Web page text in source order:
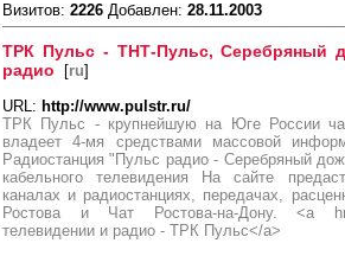
Визитов: 2226 Добавлен: 28.11.2003
ТРК Пульс - ТНТ-Пульс, Серебряный
радио [ru]
URL: http://www.pulstr.ru/
ТРК Пульс - крупнейшую на Юге России
владеет 4-мя средствами массовой
Радиостанция "Пульс радио - Серебряный
кабельного телевидения На сайте
каналах и радиостанциях, передачах,
Ростова и Чат Ростова-на-Дону. <a
телевидении и радио - ТРК Пульс</a>